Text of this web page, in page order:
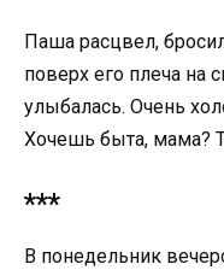
Паша расцвел,
поверх его плеча на
улыбалась. Очень
Хочешь быта, мама?
***
В понедельник